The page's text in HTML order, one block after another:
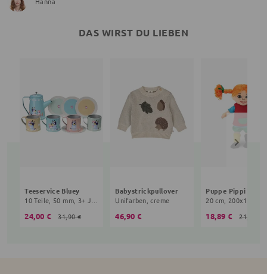
DAS WIRST DU LIEBEN
Teeservice Bluey
24,00 € 31,90 €
Babystrickpullover
Unifarben, creme
46,90 € 18,89 € 21,90 €